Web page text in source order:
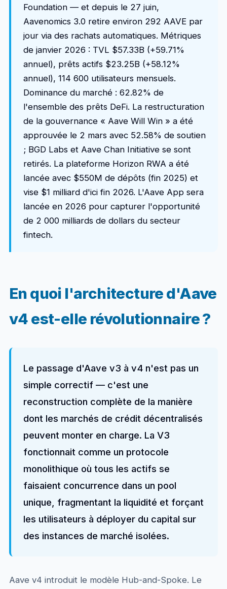
Foundation — et depuis le 27 juin,
Aavenomics 3.0 retire environ 292 AAVE par
jour via des rachats automatiques. Métriques
de janvier 2026 : TVL $57.33B (+59.71%
annuel), prêts actifs $23.25B (+58.12%
annuel), 114 600 utilisateurs mensuels.
Dominance du marché : 62.82% de
l'ensemble des prêts DeFi. La restructuration
de la gouvernance « Aave Will Win » a été
approuvée le 2 mars avec 52.58% de soutien
; BGD Labs et Aave Chan Initiative se sont
retirés. La plateforme Horizon RWA a été
lancée avec $550M de dépôts (fin 2025) et
vise $1 milliard d'ici fin 2026. L'Aave App sera
lancée en 2026 pour capturer l'opportunité
de 2 000 milliards de dollars du secteur
fintech.
En quoi l'architecture d'Aave
v4 est-elle révolutionnaire ?
Le passage d'Aave v3 à v4 n'est pas un
simple correctif — c'est une
reconstruction complète de la manière
dont les marchés de crédit décentralisés
peuvent monter en charge. La V3
fonctionnait comme un protocole
monolithique où tous les actifs se
faisaient concurrence dans un pool
unique, fragmentant la liquidité et forçant
les utilisateurs à déployer du capital sur
des instances de marché isolées.
Aave v4 introduit le modèle Hub-and-Spoke. Le